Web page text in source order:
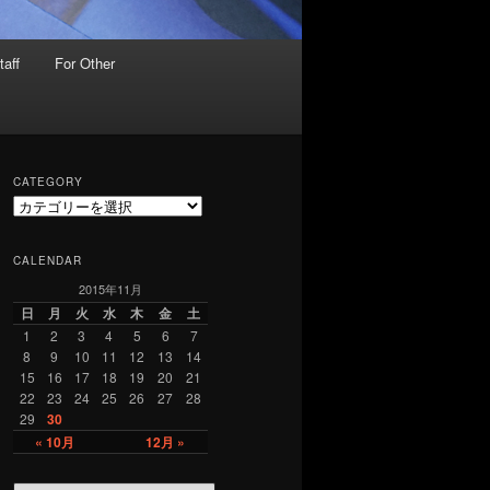
For Other
CATEGORY
C
e
r
CALENDAR
2015年11月
日 月 火 水 木 金 土
« 10月 12月 »
1 2 3 4 5 6
7
8
9 10 11 12 13
14
15
16 17 18 19 20
21
22
23 24 25 26 27
28
29
30